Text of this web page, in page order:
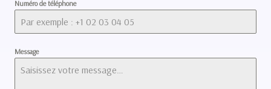
Numéro de téléphone
Message